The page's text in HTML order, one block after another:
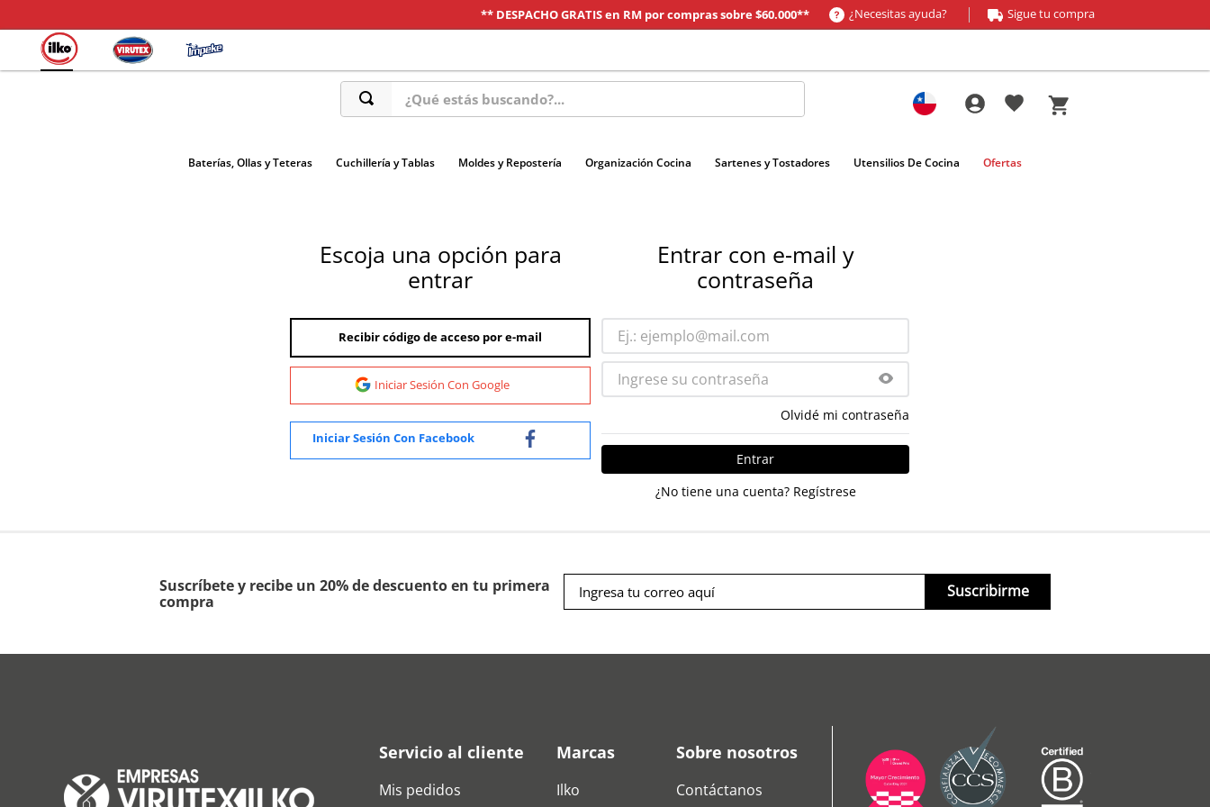
** DESPACHO GRATIS en RM por compras sobre $60.000** ¿Necesitas ayuda? Sigue tu compra
¿Qué estás buscando?...
Baterías, Ollas y Teteras Cuchillería y Tablas Moldes y Repostería Organización Cocina Sartenes y Tostadores Utensilios De Cocina Ofertas
Escoja una opción para
entrar
Recibir código de acceso por e-mail
Entrar con e-mail y
contraseña
Olvidé mi contraseña
Entrar
¿No tiene una cuenta? Regístrese
Suscríbete y recibe un 20% de descuento en tu primera
compra
Suscribirme
Servicio al cliente
Mis pedidos
Marcas
Ilko
Sobre nosotros
Contáctanos